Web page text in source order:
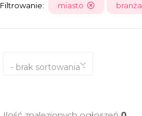
Filtrowanie: miasto branża
- brak sortowania -